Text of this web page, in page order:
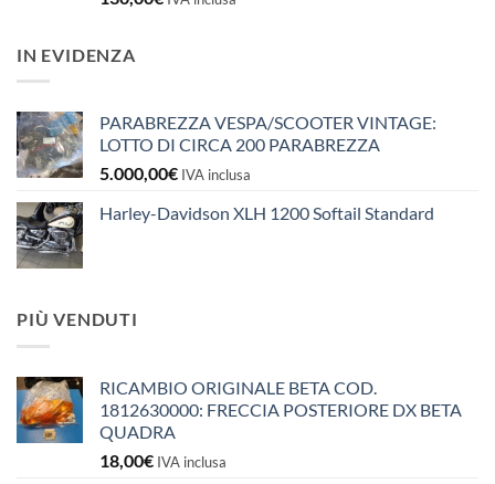
IN EVIDENZA
PARABREZZA VESPA/SCOOTER VINTAGE:
LOTTO DI CIRCA 200 PARABREZZA
5.000,00€ IVA inclusa
Harley-Davidson XLH 1200 Softail Standard
PIÙ VENDUTI
RICAMBIO ORIGINALE BETA COD.
1812630000: FRECCIA POSTERIORE DX BETA
QUADRA
18,00€ IVA inclusa